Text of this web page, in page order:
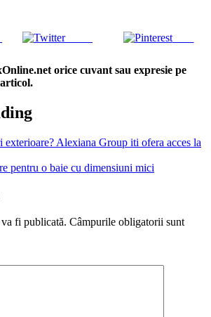
Tweet Save
orice cuvant sau expresie pe
exterioare? Alexiana Group iti ofera acces la
pentru o baie cu dimensiuni mici
fi publicată. Câmpurile obligatorii sunt